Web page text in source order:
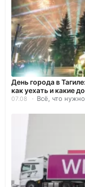
День города в
как уехать и какие
07.08 Всё, что